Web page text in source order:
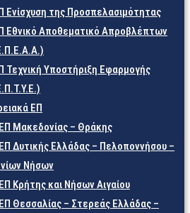
Ενίσχυση της Προσπελασιμότητας
Εθνικό Αποθεματικό Απροβλέπτων
Τεχνική Υποστήριξη Εφαρμογής
ΕΠ
Μακεδονίας – Θράκης
Δυτικής Ελλάδας – Πελοποννήσου –
Νήσων
Κρήτης και Νήσων Αιγαίου
Θεσσαλίας – Στερεάς Ελλάδας –